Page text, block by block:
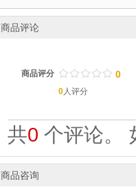
商品评论
商品评分 / / / / /
. . . . . 0
0人评分
共0 个评论。
商品咨询